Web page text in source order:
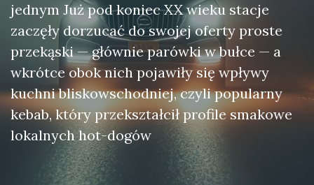
jednym Już pod koniec XX wieku stacje
zaczęły dorzucać do swojej oferty proste
przekąski — głównie parówki w bułce — a
wkrótce obok nich pojawiły się wpływy
kuchni bliskowschodniej, czyli popularny
kebab, który przekształcił profile smakowe
lokalnych hot-dogów